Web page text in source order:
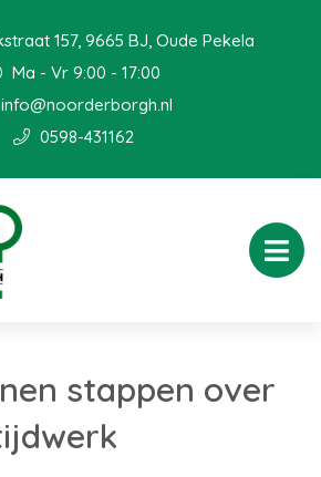
157, 9665 BJ, Oude Pekela
Ma - Vr 9:00 - 17:00
info@noorderborgh.nl
0598-431162
stappen over